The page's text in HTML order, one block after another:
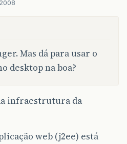
Mas dá para usar o
desktop na boa?
infraestrutura da
web (j2ee) está